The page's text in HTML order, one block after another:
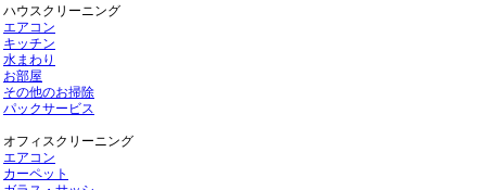
ハウスクリーニング
エアコン
キッチン
水まわり
お部屋
その他のお掃除
パックサービス
オフィスクリーニング
エアコン
カーペット